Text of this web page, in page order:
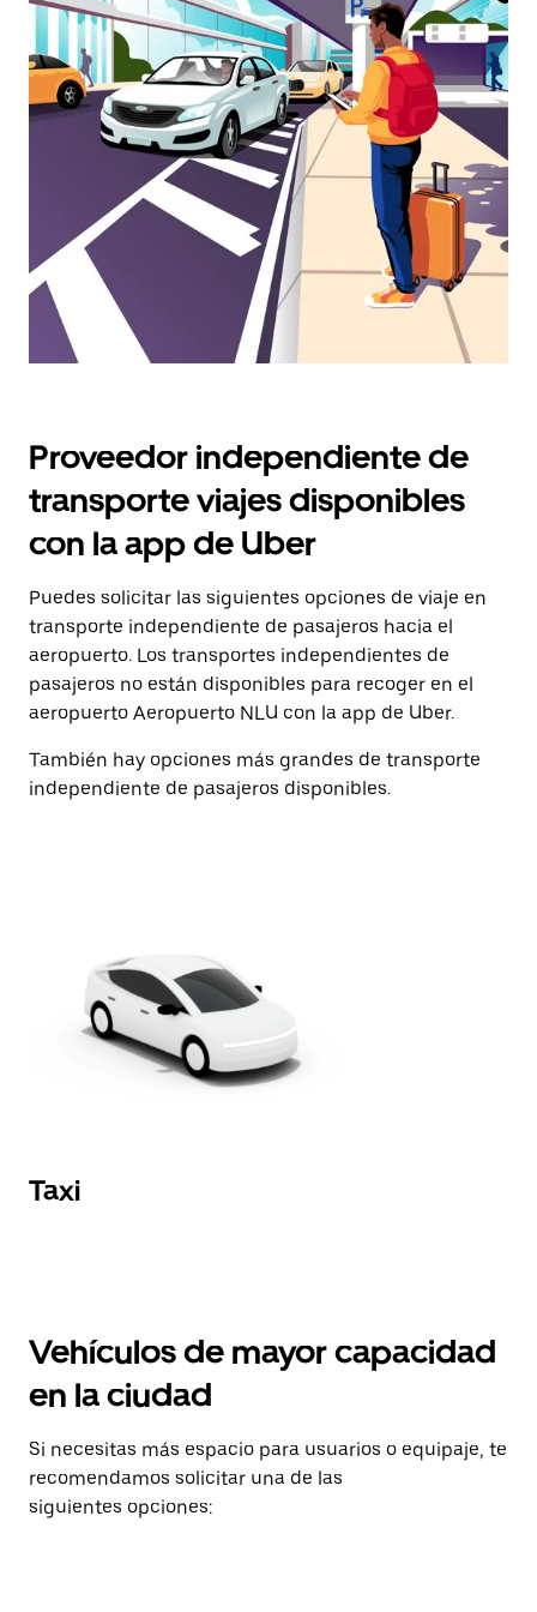
calendario
selecciona
una
fecha.
Presiona
calendario.
Proveedor independiente de
transporte viajes disponibles
con la app de Uber
Puedes solicitar las siguientes opciones de viaje en
transporte independiente de pasajeros hacia el
aeropuerto. Los transportes independientes de
pasajeros no están disponibles para recoger en el
aeropuerto Aeropuerto NLU con la app de Uber.
También hay opciones más grandes de transporte
independiente de pasajeros disponibles.
Taxi
Vehículos de mayor capacidad
en la ciudad
Si necesitas más espacio para usuarios o equipaje, te
recomendamos solicitar una de las
siguientes opciones: